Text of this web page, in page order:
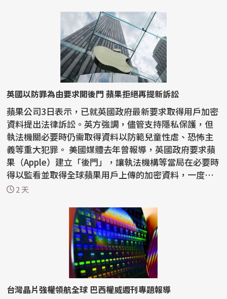
英國以防罪為由要求開後門 蘋果拒絕再提新訴訟
蘋果公司3日表示，已就英國政府最新要求取得用戶加密
資料提出法律訴訟。英方強調，儘管支持隱私保護，但
執法機關必要時仍需取得資料以防範兒童性虐、恐怖主
義等重大犯罪。 美國媒體去年曾報導，英國政府要求蘋
果（Apple）建立「後門」，讓執法機構等當局在必要時
得以監看並取得全球蘋果用戶上傳的加密資料，一度引
發...2 天
台灣晶片強權領航全球 巴西權威週刊專題報導